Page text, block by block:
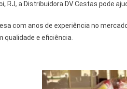
RJ, a Distribuidora DV Cestas pode
com anos de experiência no
qualidade e eficiência.